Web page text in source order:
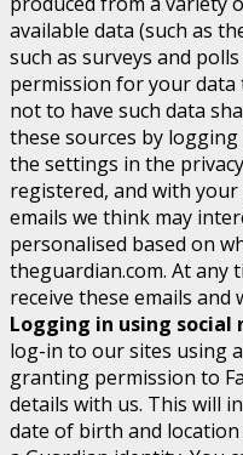
available data (such as
such as surveys and
permission for your data
not to have such data
these sources by
the settings in the
registered, and with
emails we think may
personalised based on
theguardian.com. At any
receive these emails and
Logging in using
log-in to our sites using
granting permission to
details with us. This will
date of birth and